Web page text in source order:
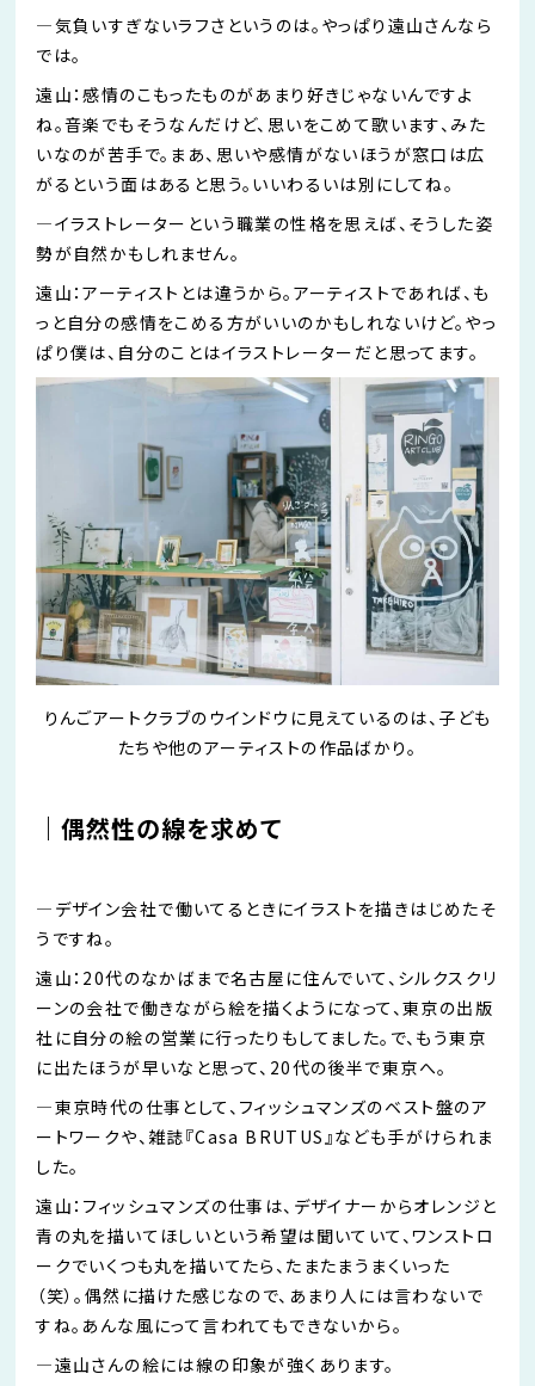
―気負いすぎないラフさというのは。やっぱり遠山さんなら
では。
遠山：感情のこもったものがあまり好きじゃないんですよ
ね。音楽でもそうなんだけど、思いをこめて歌います、みた
いなのが苦手で。まあ、思いや感情がないほうが窓口は広
がるという面はあると思う。いいわるいは別にしてね。
―イラストレーターという職業の性格を思えば、そうした姿
勢が自然かもしれません。
遠山：アーティストとは違うから。アーティストであれば、も
っと自分の感情をこめる方がいいのかもしれないけど。やっ
ぱり僕は、自分のことはイラストレーターだと思ってます。
りんごアートクラブのウインドウに見えているのは、子ども
たちや他のアーティストの作品ばかり。
｜偶然性の線を求めて
― デザイン会社で働いてる ときにイラストを描きはじめたそ
うですね。
遠山： 20代のなかばまで名古屋に住んでいて、シルクスクリ
ーンの会社で働きながら絵を描くようになって、東京の出版
社に自分の絵の営業に行ったりも してました。で、もう東京
に出たほうが早いなと思って、 20代の後半で東京へ。
―東京時代の仕事として、フィッシュマンズのベスト盤のア
ートワークや、雑誌『Casa BRUTUS』なども手がけられま
した。
遠山：フィッシュマンズの仕事は、デザイナーからオレンジと
青の丸を描いてほしいという希望は聞いていて、ワンストロ
ークでいくつも丸を描いてたら 、たまたまうまくいった
（笑）。偶然に描けた感じなので、あまり人には言わないで
すね。あんな風にって 言われてもできないから。
―遠山さんの絵には線の印象が強くあります。